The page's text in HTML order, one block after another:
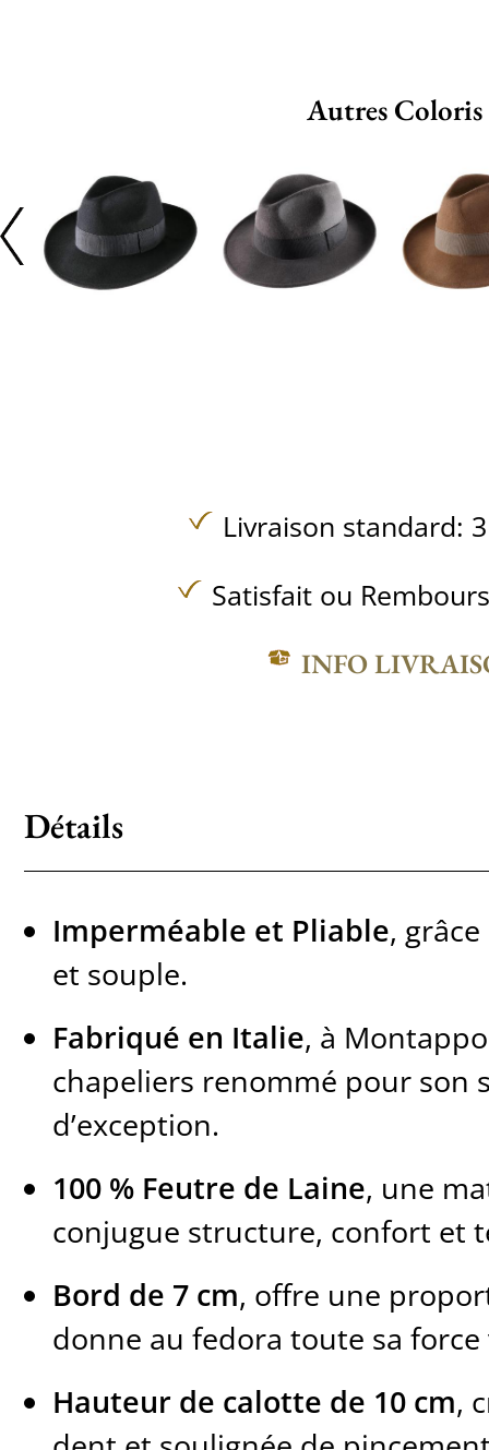
Autres Coloris
Livraison standard:
Satisfait ou
INFO
Détails
Imperméable et Pliable,
et souple.
Fabriqué en Italie, à
chapeliers renommé pour son
d’exception.
100 % Feutre de Laine, une
conjugue structure, confort et
Bord de 7 cm, offre une
donne au fedora toute sa force
Hauteur de calotte de 10 cm,